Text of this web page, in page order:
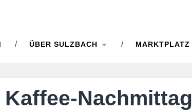
ÜBER SULZBACH MARKTPLATZ
Kaffee-Nachmittag